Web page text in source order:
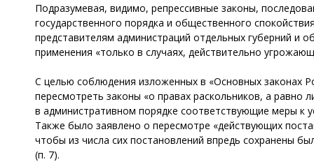
Подразумевая, видимо, репрессивные законы,
государственного порядка и общественного
представителям администраций отдельных губерний и
применения «только в случаях, действительно
С целью соблюдения изложенных в «Основных законах
пересмотреть законы «о правах раскольников, а
в административном порядке соответствующие меры к
Также было заявлено о пересмотре «действующих
чтобы из числа сих постановлений впредь сохранены
(п. 7).